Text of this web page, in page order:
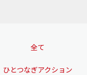
全て
ひとつなぎアクション